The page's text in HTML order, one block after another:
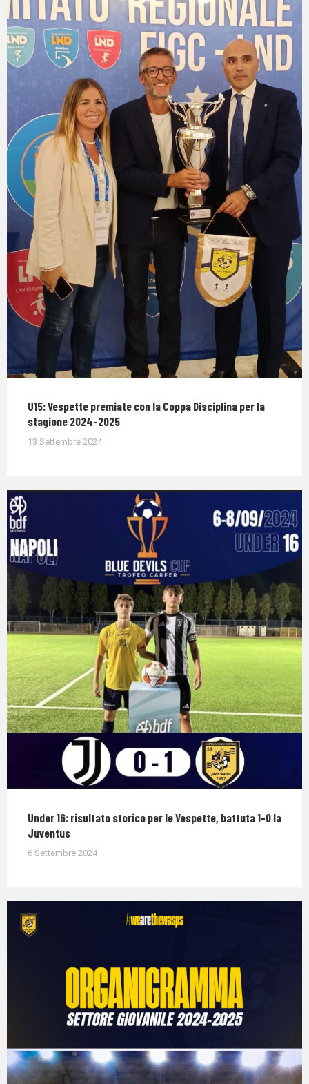
U15: Vespette premiate con la Coppa Disciplina per la
stagione 2024-2025
13 Settembre 2024
Under 16: risultato storico per le Vespette, battuta 1-0 la
Juventus
6 Settembre 2024